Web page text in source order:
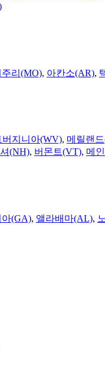
주리(MO), 아칸소(AR),
버지니아(WV), 메릴랜
(NH), 버몬트(VT), 메
아(GA), 앨라배마(AL),